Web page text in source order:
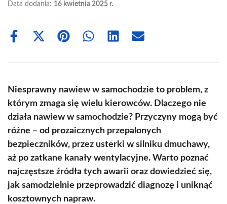
Data dodania: 16 kwietnia 2025 r.
Share
Share
(Twitter)
Share Share Share Share
Niesprawny nawiew w samochodzie to problem, z
którym zmaga się wielu kierowców. Dlaczego nie
działa nawiew w samochodzie? Przyczyny mogą być
różne – od prozaicznych przepalonych
bezpieczników, przez usterki w silniku dmuchawy,
aż po zatkane kanały wentylacyjne. Warto poznać
najczęstsze źródła tych awarii oraz dowiedzieć się,
jak samodzielnie przeprowadzić diagnozę i uniknąć
kosztownych napraw.